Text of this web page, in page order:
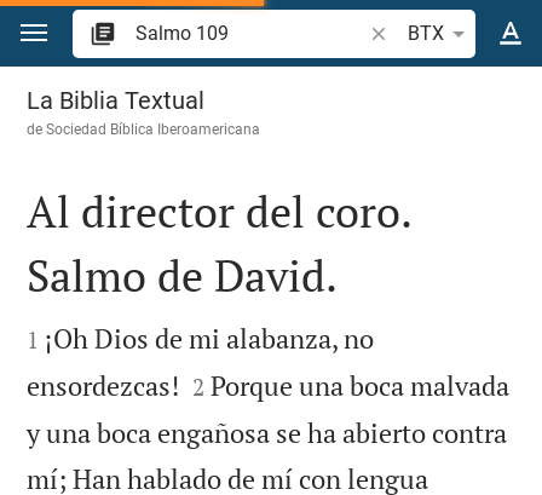
Ir a un contenido
Buscar versículo
BTX
Salmo 109
La Biblia Textual
deSociedad Bíblica Iberoamericana

Al director del coro.
Salmo de David.

1 ¡Oh Dios de mi alabanza, no
ensordezcas! 

2 Porque una boca malvada
y una boca engañosa se ha abierto contra
mí; Han hablado de mí con lengua